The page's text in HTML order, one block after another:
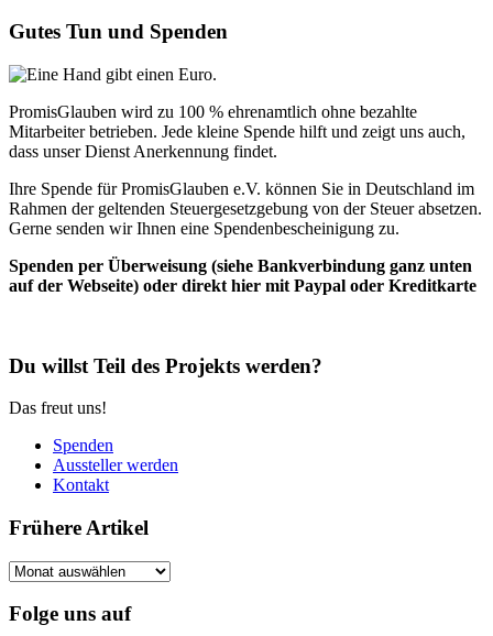
Gutes Tun und Spenden
PromisGlauben wird zu 100 % ehrenamtlich ohne bezahlte
Mitarbeiter betrieben. Jede kleine Spende hilft und zeigt uns auch,
dass unser Dienst Anerkennung findet.
Ihre Spende für PromisGlauben e.V. können Sie in Deutschland im
Rahmen der geltenden Steuergesetzgebung von der Steuer absetzen.
Gerne senden wir Ihnen eine Spendenbescheinigung zu.
Spenden per Überweisung (siehe Bankverbindung ganz unten
auf der Webseite) oder direkt hier mit Paypal oder Kreditkarte
Du willst Teil des Projekts werden?
Das freut uns!
Spenden
Aussteller werden
Kontakt
Frühere Artikel
Frühere
Folge uns auf